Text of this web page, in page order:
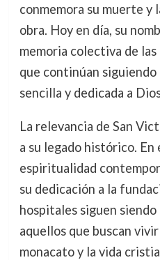
conmemora su muerte y
obra. Hoy en día, su
memoria colectiva de
que continúan siguiendo
sencilla y dedicada a
La relevancia de San
a su legado histórico.
espiritualidad
su dedicación a la
hospitales siguen
aquellos que buscan
monacato y la vida